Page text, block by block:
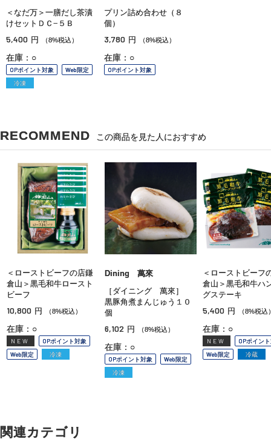
＜なだ万＞一膳だし茶漬
けセットＤＣ−５Ｂ
5,400 円 （8%税込）
在庫：○
OPポイント対象
Web限定
冷凍
プリン詰め合わせ（８
個）
3,780 円 （8%税込）
在庫：○
OPポイント対象
RECOMMEND この商品を見た人におすすめ
＜ローストビーフの店鎌
倉山＞黒毛和牛ロースト
ビーフ
10,800 円 （8%税込）
在庫：○
NEW
OPポイント対象
Web限定
冷凍
Dining 萬來
［ダイニング 萬來］
黒豚角煮まんじゅう１０
個
6,102 円 （8%税込）
在庫：○
OPポイント対象
Web限定
冷凍
＜ローストビーフ
倉山＞黒毛和牛ハ
グステーキ
5,400 円 （8%税込
在庫：○
NEW
OPポイン
Web限定
冷蔵
関連カテゴリ